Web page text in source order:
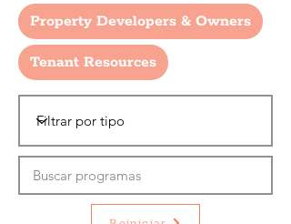
Property Developers & Owners
Tenant Resources